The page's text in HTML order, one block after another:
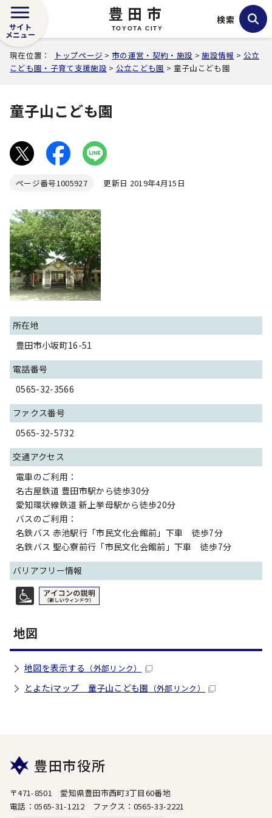
豊田市
TOYOTA CITY
サイト
メニュー
検索
現在位置： トップページ >市の運営・契約・施設 >施設情報 > 公立
こども園・子育て支援施設 > 公立こども園 > 童子山こども園
童子山こども園
ページ番号1005927 更新日 2019年4月15日
所在地
豊田市小坂町16-51
電話番号
0565-32-3566
ファクス番号
0565-32-5732
交通アクセス
電車のご利用：
名古屋鉄道 豊田市駅から徒歩30分
愛知環状線鉄道 新上挙母駅から徒歩20分
バスのご利用：
名鉄バス 赤池駅行「市民文化会館前」下車 徒歩7分
名鉄バス 聖心寮前行「市民文化会館前」下車 徒歩7分
バリアフリー情報
地図
地図を表示する （外部リンク）
とよたiマップ 童子山こども園 （外部リンク）
豊田市役所
〒471-8501 愛知県豊田市西町3丁目60番地
電話：0565-31-1212 ファクス：0565-33-2221